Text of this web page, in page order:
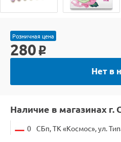
Розничная цена
280 o
Нет в
Наличие в магазинах г.
0 СБп, ТК «Космос», ул.